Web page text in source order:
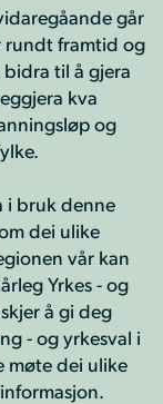
går
rundt framtid og
til å gjera
kva
og
i bruk denne
dei ulike
vår kan
Yrkes - og
å gi deg
- og yrkesval i
møte dei ulike